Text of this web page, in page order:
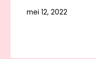
mei 12, 2022